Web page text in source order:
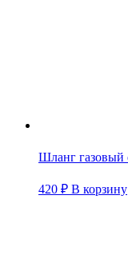
Шланг газовый
420 ₽ В корзину